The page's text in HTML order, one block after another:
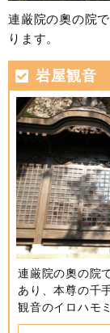
連厳院の奧の院
ります。
岩屋観音
連厳院の奧の院
あり、本尊の千
観音のイロハモ